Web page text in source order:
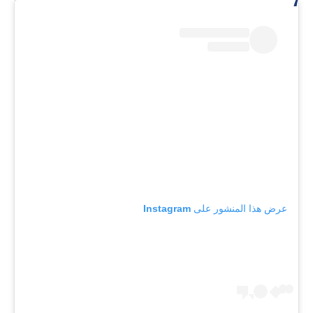
عرض هذا المنشور على Instagram